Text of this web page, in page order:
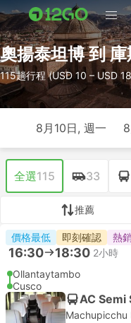
奧揚泰坦博 到
115趟行程 (USD 10 – USD
8月10日, 週一
全選115 33
推薦
價格最低 即刻確認 熱
16:30 18:30 2小時
Ollantaytambo
Cusco
AC Semi
Machupicchu